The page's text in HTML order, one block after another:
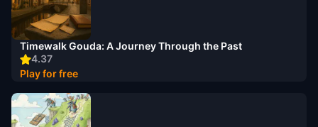
4.37
Timewalk Gouda: A Journey Through the Past
Play for free